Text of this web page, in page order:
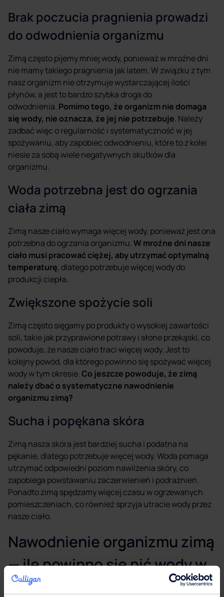
Brak poczucia pragnienia prowadzi
do odwodnienia organizmu
Zimą często pijemy mniej wody, ponieważ w mroźne dni
nie mamy takiego pragnienia jak latem. W związku z tym
nasz organizm nie otrzymuje wystarczającej ilości
płynów, a jest to bardzo szybka droga do
odwodnienia. Pomimo tego, że organizm nie domaga
się wody, nie oznacza, że jej nie potrzebuje. Należy
zadbać więc o regularność i systematyczność w jej
spożywaniu, aby zapobiec odwodnieniu, które to z kolei
niesie za sobą wiele negatywnych skutków dla
organizmu.
Woda potrzebna jest do ogrzania
ciała zimą
Zimą nasze ciało wymaga więcej wody, ponieważ jest ona
potrzebna do ogrzania organizmu.W mroźne dni nasze
ciało musi pracować ciężej, aby utrzymać optymalną
temperaturę, dlatego potrzebuje więcej wody do
produkcji ciepła.
Zwiększone spożycie soli
Zimą często sięgamy po produkty o wysokiej zawartości
soli, takie jak przyprawione potrawy i słone przekąski, co
powoduje, że nasze ciało traci więcej wody. Jest to
kolejny powód, dla którego powinno się spożywać więcej
wody w tym okresie.Co jeszcze powoduje, że zimą
należy dbać o systematyczne nawodnienie
organizmu zimą?
Sucha i popękana skóra
Zimą nasza skóra jest bardziej sucha i podatna na
pękanie, dlatego potrzebuje więcej wody. Woda pomaga
utrzymać odpowiedni poziom nawilżenia skóry, co
zapobiega powstawaniu zaczerwienień i podrażnień.
Ponadto zimą spędzamy więcej czasu w ogrzewanych
pomieszczeniach, co również sprzyja utracie wody przez
nasze ciało.
Nawodnienie organizmu zimą
— ile powinno się pić wody w
zimę?